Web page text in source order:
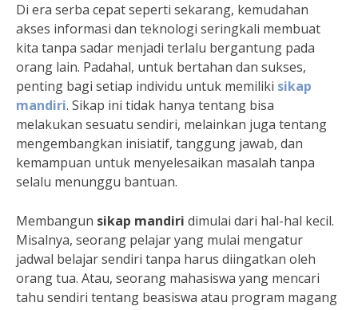
Di era serba cepat seperti sekarang, kemudahan
akses informasi dan teknologi seringkali membuat
kita tanpa sadar menjadi terlalu bergantung pada
orang lain. Padahal, untuk bertahan dan sukses,
penting bagi setiap individu untuk memiliki sikap
mandiri. Sikap ini tidak hanya tentang bisa
melakukan sesuatu sendiri, melainkan juga tentang
mengembangkan inisiatif, tanggung jawab, dan
kemampuan untuk menyelesaikan masalah tanpa
selalu menunggu bantuan.
Membangun sikap mandiri dimulai dari hal-hal kecil.
Misalnya, seorang pelajar yang mulai mengatur
jadwal belajar sendiri tanpa harus diingatkan oleh
orang tua. Atau, seorang mahasiswa yang mencari
tahu sendiri tentang beasiswa atau program magang